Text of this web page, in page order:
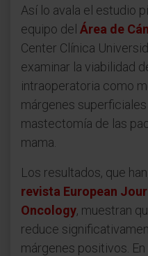
Así lo avala el estudio
equipo del Área de
Center Clínica
examinar la viabilidad
intraoperatoria como
márgenes
mastectomía de las
mama.
Los resultados, que
revista European
Oncology, muestran
reduce
márgenes positivos.